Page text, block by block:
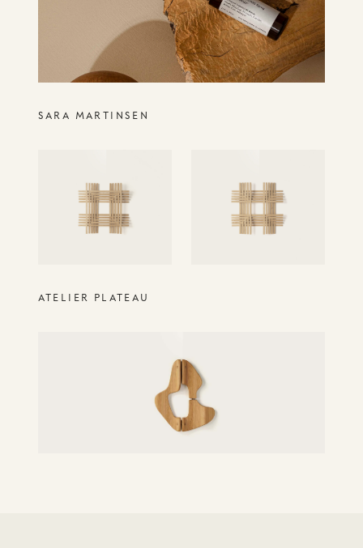
SARA MARTINSEN
ATELIER PLATEAU